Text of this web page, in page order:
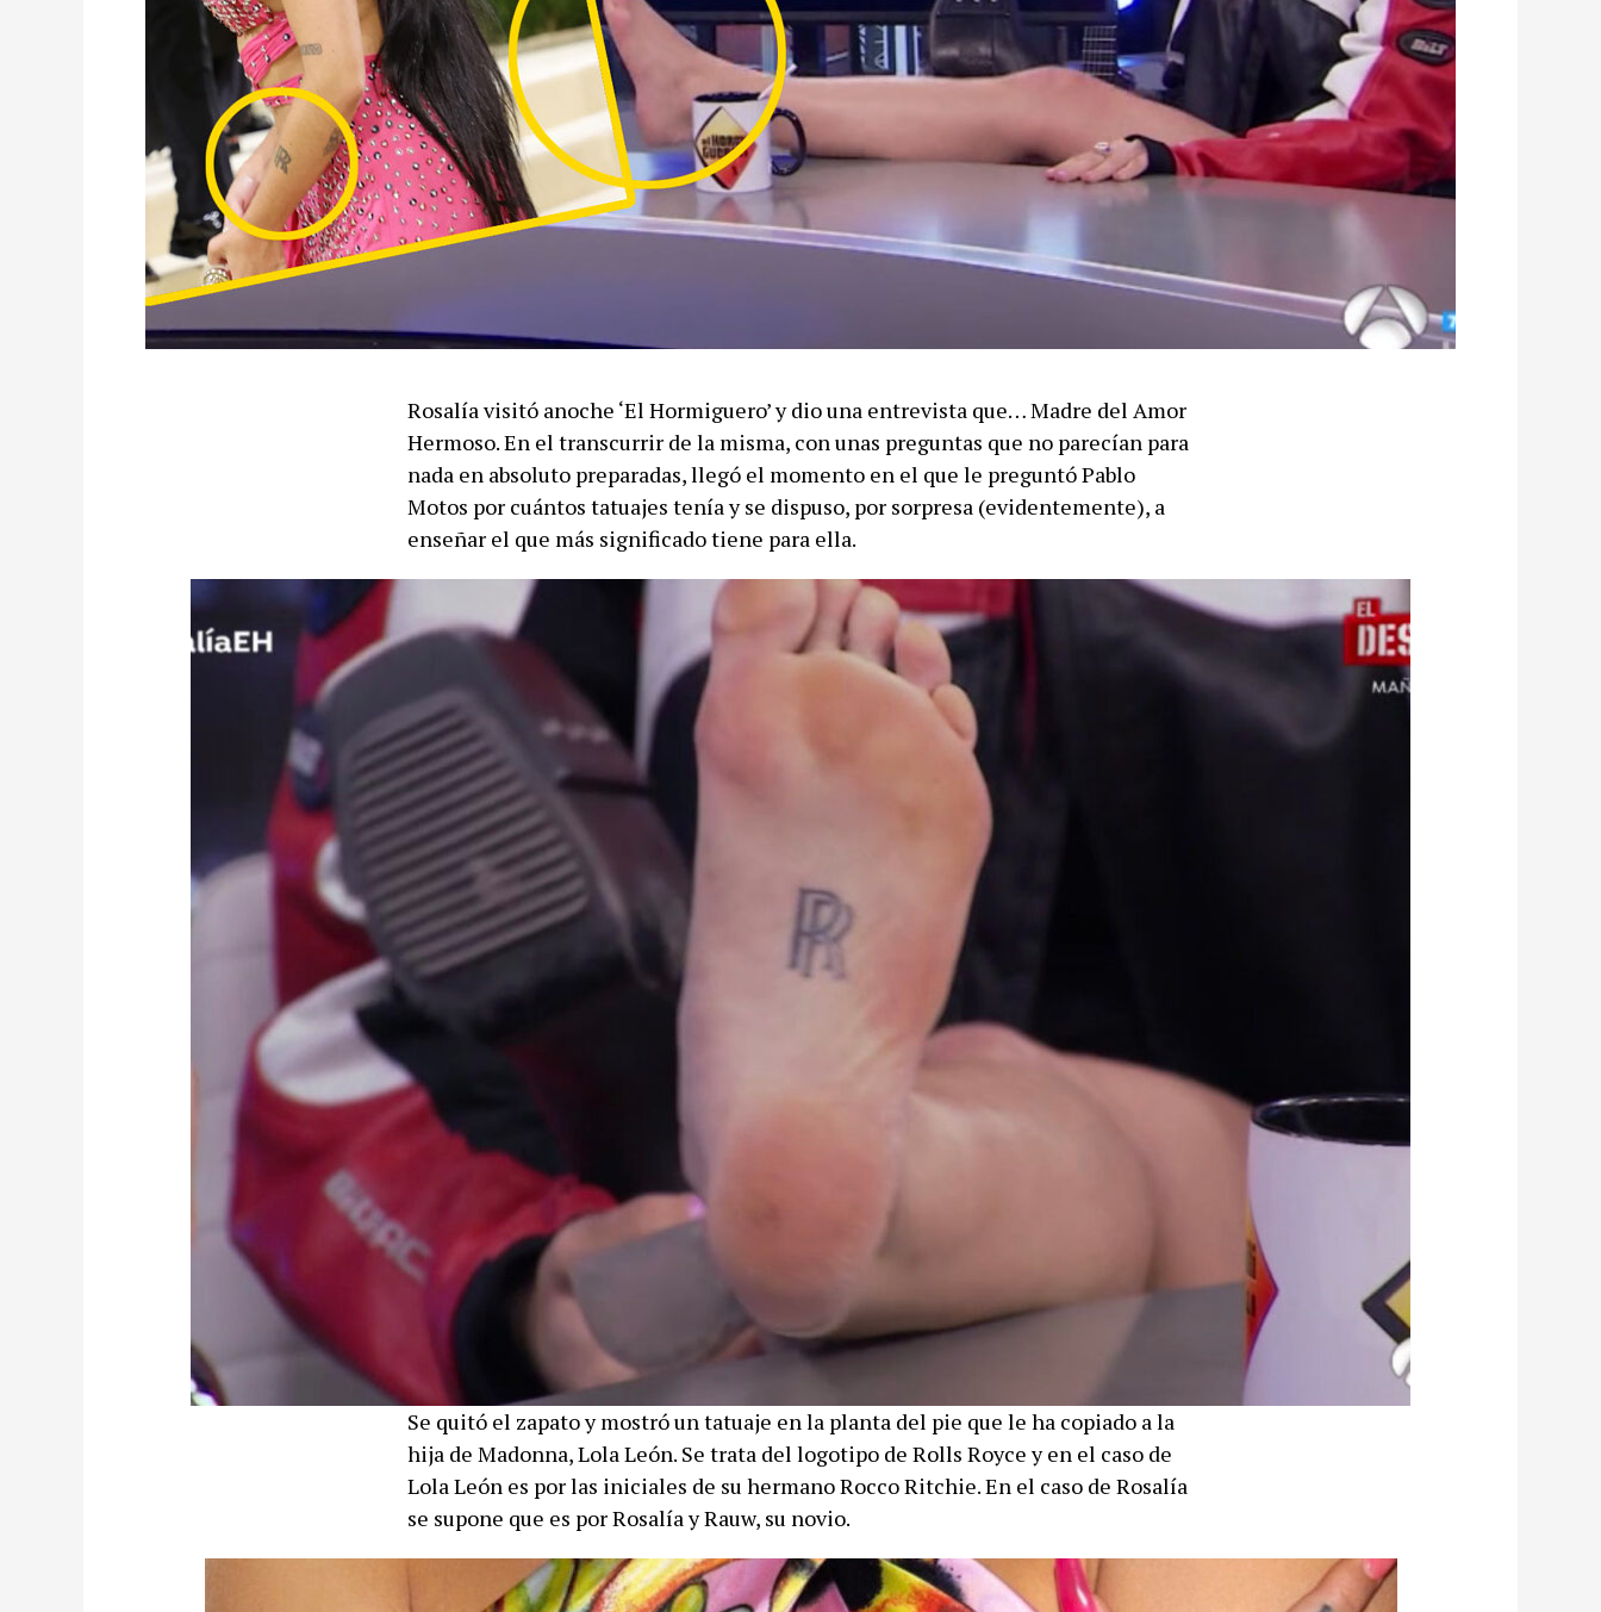
Rosalía visitó anoche ‘El Hormiguero’ y dio una entrevista que… Madre del Amor
Hermoso. En el transcurrir de la misma, con unas preguntas que no parecían para
nada en absoluto preparadas, llegó el momento en el que le preguntó Pablo
Motos por cuántos tatuajes tenía y se dispuso, por sorpresa (evidentemente), a
enseñar el que más significado tiene para ella.
Se quitó el zapato y mostró un tatuaje en la planta del pie que le ha copiado a la
hija de Madonna, Lola León. Se trata del logotipo de Rolls Royce y en el caso de
Lola León es por las iniciales de su hermano Rocco Ritchie. En el caso de Rosalía
se supone que es por Rosalía y Rauw, su novio.